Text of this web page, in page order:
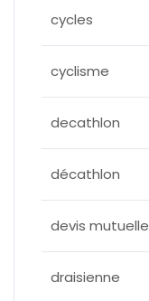
cycles
cyclisme
decathlon
décathlon
devis mutuelle
draisienne